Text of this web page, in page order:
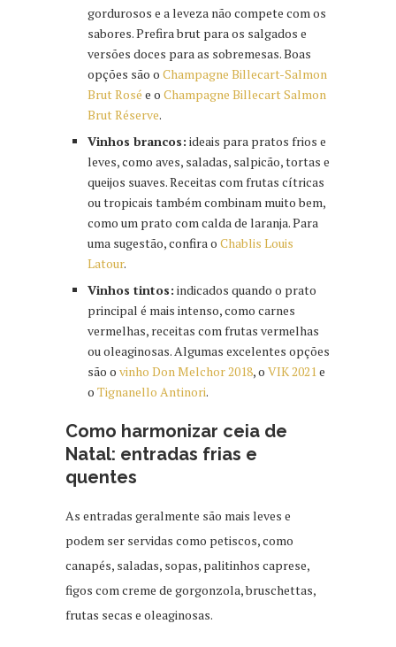
gordurosos e a leveza não compete com os
sabores. Prefira brut para os salgados e
versões doces para as sobremesas. Boas
opções são o Champagne Billecart-Salmon
Brut Rosé e o Champagne Billecart Salmon
Brut Réserve.
Vinhos brancos: ideais para pratos frios e
leves, como aves, saladas, salpicão, tortas e
queijos suaves. Receitas com frutas cítricas
ou tropicais também combinam muito bem,
como um prato com calda de laranja. Para
uma sugestão, confira o Chablis Louis
Latour.
Vinhos tintos: indicados quando o prato
principal é mais intenso, como carnes
vermelhas, receitas com frutas vermelhas
ou oleaginosas. Algumas excelentes opções
são o vinho Don Melchor 2018, o VIK 2021e
o Tignanello Antinori.
Como harmonizar ceia de
Natal: entradas frias e
quentes
As entradas geralmente são mais leves e
podem ser servidas como petiscos, como
canapés, saladas, sopas, palitinhos caprese,
figos com creme de gorgonzola, bruschettas,
frutas secas e oleaginosas.